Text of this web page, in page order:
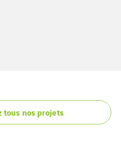
tous nos projets